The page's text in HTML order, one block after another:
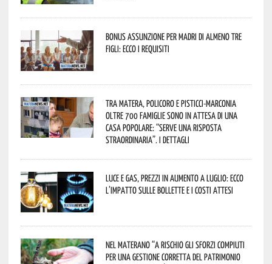
Bonus assunzione per madri di almeno tre
figli: ecco i requisiti
Tra Matera, Policoro e Pisticci-Marconia
oltre 700 famiglie sono in attesa di una
casa popolare: “serve una risposta
straordinaria”. I dettagli
Luce e gas, prezzi in aumento a luglio: ecco
l’impatto sulle bollette e i costi attesi
Nel materano “a rischio gli sforzi compiuti
per una gestione corretta del patrimonio